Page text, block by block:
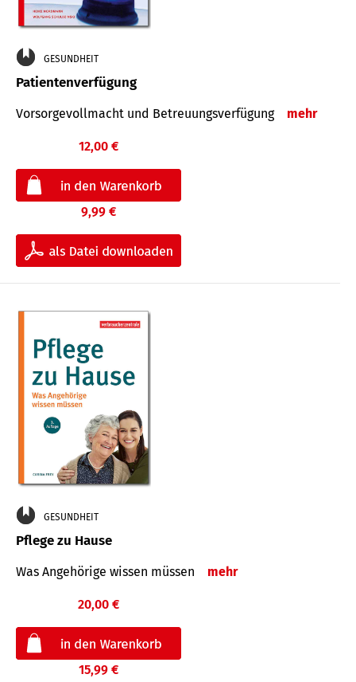
GESUNDHEIT
Patientenverfügung
Vorsorgevollmacht und Betreuungsverfügung mehr
12,00 €
9,99 €
GESUNDHEIT
Pflege zu Hause
Was Angehörige wissen müssen mehr
20,00 €
15,99 €